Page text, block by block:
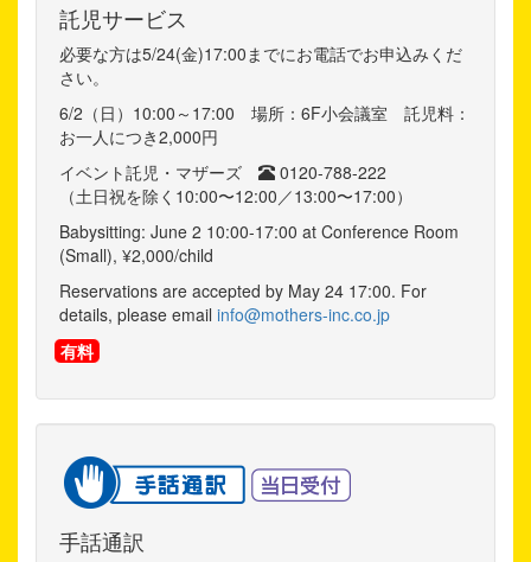
託児サービス
必要な方は5/24(金)17:00までにお電話でお申込みくだ
さい。
6/2（日）10:00～17:00 場所：6F小会議室 託児料：
お一人につき2,000円
イベント託児・マザーズ
0120-788-222
（土日祝を除く10:00〜12:00／13:00〜17:00）
Babysitting: June 2 10:00-17:00 at Conference Room
(Small), ¥2,000/child
Reservations are accepted by May 24 17:00. For
details, please email info@mothers-inc.co.jp
有料
手話通訳